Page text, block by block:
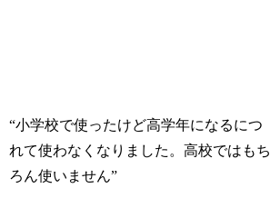
“小学校で使ったけど高学年になるにつ
れて使わなくなりました。高校ではもち
ろん使いません”